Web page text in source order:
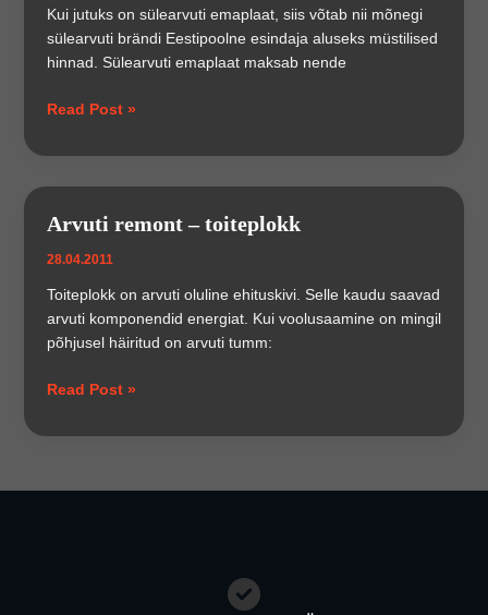
Kui jutuks on sülearvuti emaplaat, siis võtab nii mõnegi
sülearvuti brändi Eestipoolne esindaja aluseks müstilised
hinnad. Sülearvuti emaplaat maksab nende
Sülearvuti
kutu
Read Post »
Arvuti remont – toiteplokk
28.04.2011
Toiteplokk on arvuti oluline ehituskivi. Selle kaudu saavad
arvuti komponendid energiat. Kui voolusaamine on mingil
põhjusel häiritud on arvuti tumm:
Arvuti
–
Read Post »